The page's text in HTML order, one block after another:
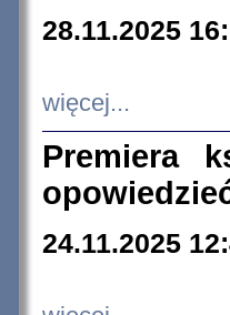
28.11.2025
więcej...
Premiera
24.11.2025